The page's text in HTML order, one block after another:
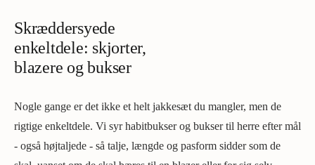
Skræddersyede
enkeltdele: skjorter,
blazere og bukser
Nogle gange er det ikke et helt jakkesæt du mangler, men de
rigtige enkeltdele. Vi syr habitbukser og bukser til herre efter mål
- også højtaljede - så talje, længde og pasform sidder som de